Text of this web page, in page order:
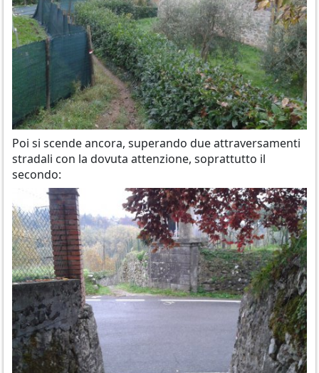
Poi si scende ancora, superando due attraversamenti
stradali con la dovuta attenzione, soprattutto il
secondo: